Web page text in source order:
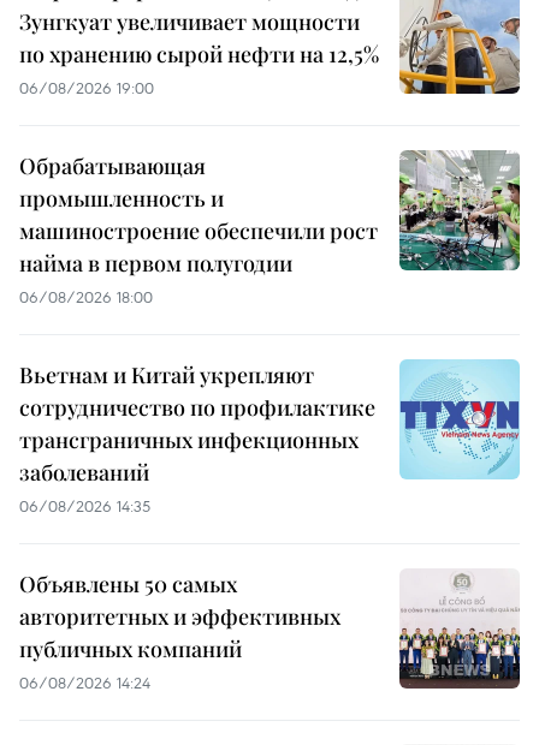
Зунгкуат увеличивает мощности
по хранению сырой нефти на 12,5%
06/08/2026 19:00
Обрабатывающая
промышленность и
машиностроение обеспечили рост
найма в первом полугодии
06/08/2026 18:00
Вьетнам и Китай укрепляют
сотрудничество по профилактике
трансграничных инфекционных
заболеваний
06/08/2026 14:35
Объявлены 50 самых
авторитетных и эффективных
публичных компаний
06/08/2026 14:24